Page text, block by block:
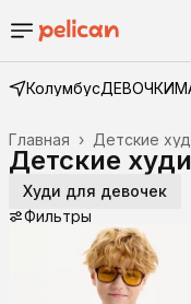
КолумбусДЕВОЧКИ
Детские
Главная ›
Детские худи
Худи для девочек
Фильтры